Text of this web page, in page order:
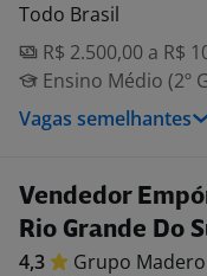
Todo Brasil
R$ 2.500,00 a R$
Ensino Médio (2º
Vagas semelhantes
Vendedor
Rio Grande Do
4,3 Grupo Madero